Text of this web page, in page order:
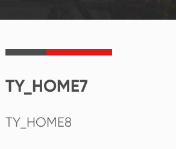
TY_HOME7
TY_HOME8